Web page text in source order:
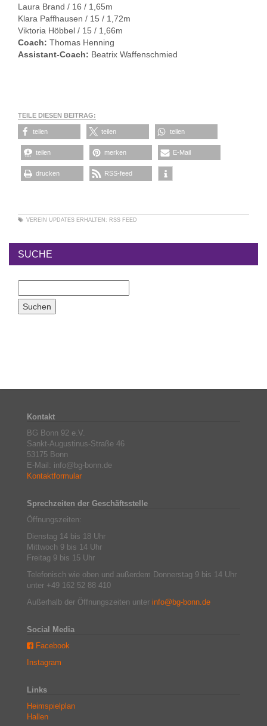
Laura Brand / 16 / 1,65m
Klara Paffhausen / 15 / 1,72m
Viktoria Höbbel / 15 / 1,66m
Coach: Thomas Henning
Assistant-Coach: Beatrix Waffenschmied
TEILE DIESEN BEITRAG:
teilen teilen teilen
teilen merken E-Mail
drucken RSS-feed
VEREIN UPDATES ERHALTEN: RSS FEED
SUCHE
Kontakt
BG Bonn 92 e.V.
Sankt-Augustinus-Straße 46
53175 Bonn
E-Mail: info@bg-bonn.de
Kontaktformular
Sprechzeiten der Geschäftsstelle
Öffnungszeiten:
Dienstag 14 bis 18 Uhr
Mittwoch 9 bis 14 Uhr
Freitag 9 bis 15 Uhr
Telefonisch wie oben und außerdem Donnerstag 9 bis 14 Uhr
unter +49 162 52 88 410
Außerhalb der Öffnungszeiten unter info@bg-bonn.de
Social Media
Facebook
Instagram
Links
Heimspielplan
Hallen